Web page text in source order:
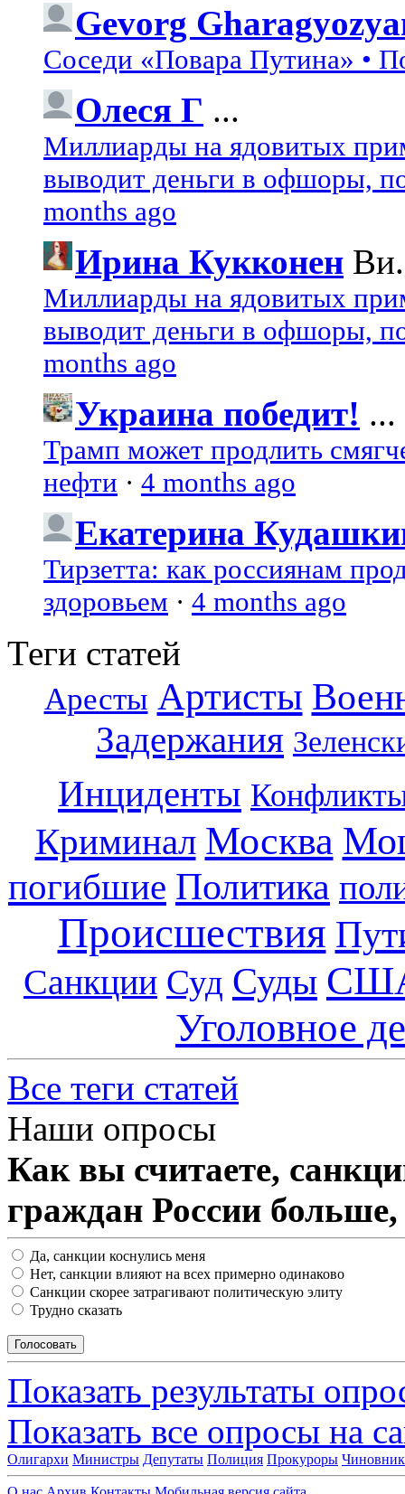
Gevorg
Соседи «Повара Путина» •
Олеся Г ...
Миллиарды на ядовитых
выводит деньги в офшоры,
months ago
Ирина Кукконен
Миллиарды на ядовитых
выводит деньги в офшоры,
months ago
Украина победит! ...
Трамп может продлить
нефти · 4 months ago
Екатерина
Тирзетта: как россиянам
здоровьем · 4 months ago
Теги статей
Аресты Артисты
Задержания
Инциденты
Криминал Москва
погибшие Политика
Происшествия
Санкции Суд Суды
Уголовное
Все теги статей
Наши опросы
Как вы считаете,
граждан России
Да, санкции коснулись меня
Нет, санкции влияют на всех примерно одинаково
Санкции скорее затрагивают политическую элиту
Трудно сказать
Показать результаты
Показать все опросы на
Олигархи Министры Депутаты Полиция Прокуроры